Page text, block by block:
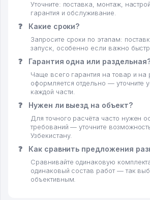
Уточните: поставка, монтаж,
гарантия и обслуживание.
❓ Какие сроки?
Запросите сроки по этапам:
запуск, особенно если важно
❓ Гарантия одна или
Чаще всего гарантия на товар и на
оформляется отдельно — уточните
каждой части.
❓ Нужен ли выезд на объект?
Для точного расчёта часто нужен
требований — уточните
Узбекистану.
❓ Как сравнить предложения
Сравнивайте одинаковую
одинаковый состав работ — так
объективным.